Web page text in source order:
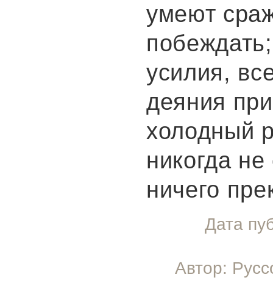
умеют
усилия,
деяния
холодный
никогда
ничего
Дата
Автор: